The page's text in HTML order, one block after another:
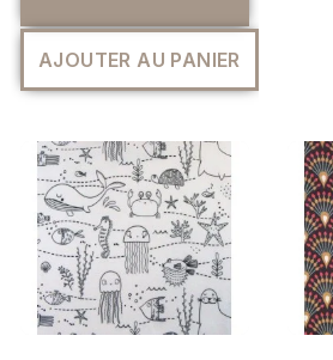
AJOUTER AU PANIER